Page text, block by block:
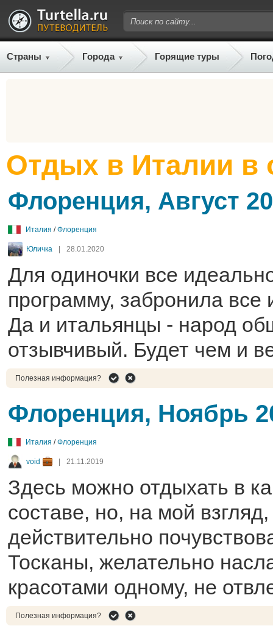
Страны Города Горящие туры
Отдых в Италии в
Флоренция, Август
Италия /Флоренция
Юличка 28.01.2020
Для одиночки все
программу, забронила все
Да и итальянцы - народ
отзывчивый. Будет чем и
Полезная информация?
Флоренция, Ноябрь
Италия /Флоренция
void 21.11.2019
Здесь можно отдыхать в
составе, но, на мой
действительно
Тосканы, желательно
красотами одному, не
Полезная информация?